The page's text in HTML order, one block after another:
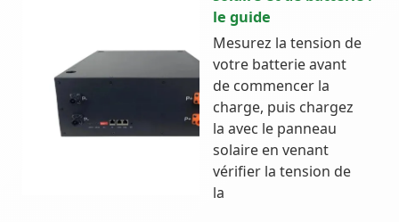
le guide
Mesurez la tension de
votre batterie avant
de commencer la
charge, puis chargez
la avec le panneau
solaire en venant
vérifier la tension de
la